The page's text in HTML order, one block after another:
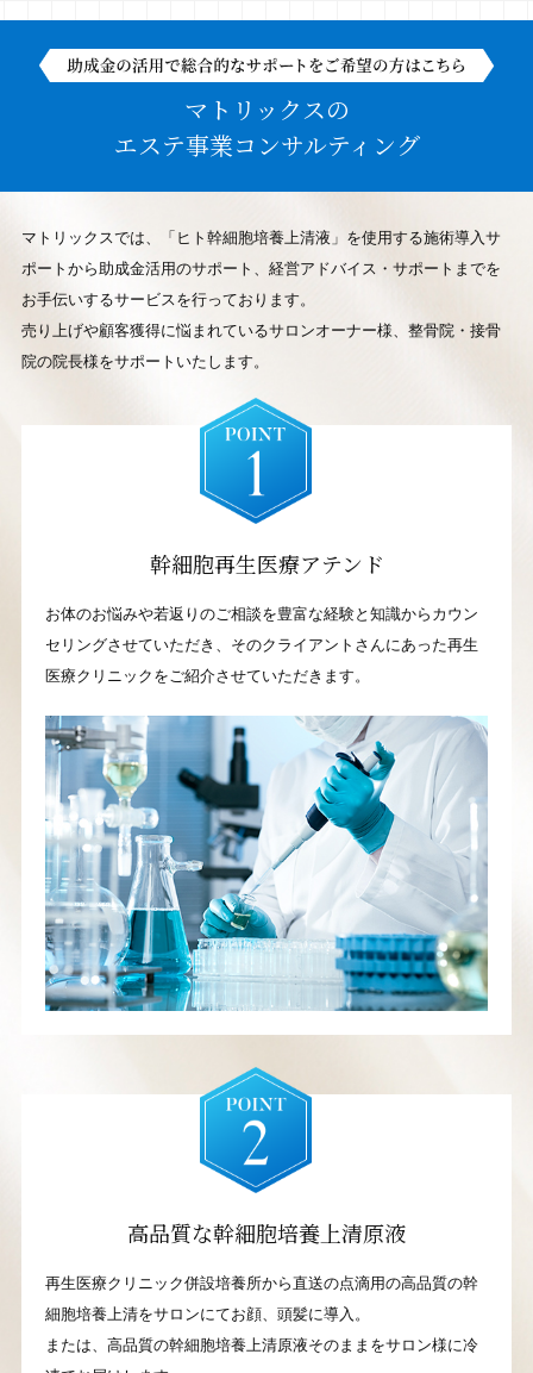
マトリックスの
エステ事業コンサルティング
マトリックスでは、「ヒト幹細胞培養上清液」を使用する施術導入サ
ポートから助成金活用のサポート、 経営アドバイス・サポートまでを
お手伝いするサービスを行っております。
売り上げや顧客獲得に悩まれているサロンオーナー様、整骨院・接骨
院の院長様をサポートいたします。
幹細胞再生医療アテンド
お体のお悩みや若返りのご相談を豊富な経験と知識からカウン
セリングさせていただき、そのクライアントさんにあった再生
医療クリニックをご紹介させていただきます。
高品質な幹細胞培養上清原液
再生医療クリニック併設培養所から直送の点滴用の高品質の幹
細胞培養上清をサロンにてお顔、頭髪に導入。
または、高品質の幹細胞培養上清原液そのままをサロン様に冷